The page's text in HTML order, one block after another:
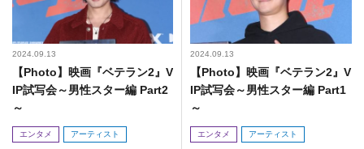
2024.09.13
【Photo】映画『ベテラン2』V
IP試写会～男性スター編 Part2
～
エンタメ アーティスト
2024.09.13
【Photo】映画『ベテラン2』V
IP試写会～男性スター編 Part1
～
エンタメ アーティスト